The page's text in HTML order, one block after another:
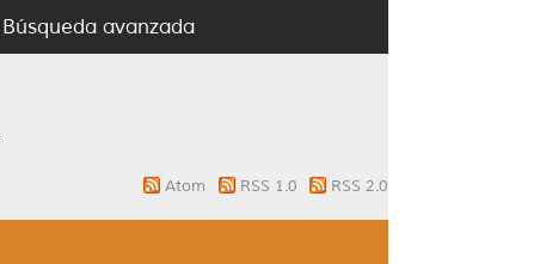
Búsqueda avanzada
Atom RSS 1.0 RSS 2.0